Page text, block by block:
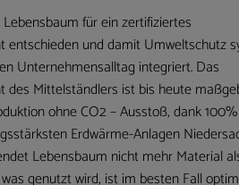
für ein zertifiziertes
entschieden und damit Umweltschutz
Unternehmensalltag integriert. Das
des Mittelständlers ist bis heute
ohne CO2 – Ausstoß, dank
Erdwärme-Anlagen
Lebensbaum nicht mehr Material
genutzt wird, ist im besten Fall